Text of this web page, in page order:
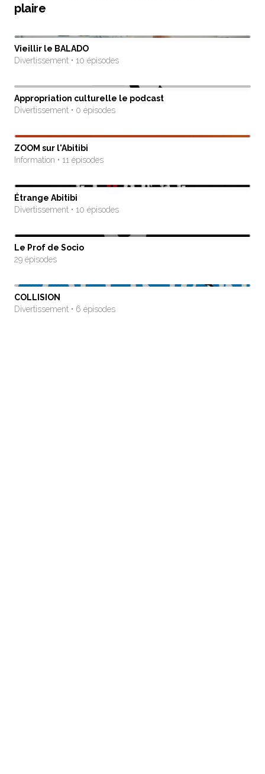
plaire
Vieillir le BALADO
Divertissement • 10 épisodes
Appropriation culturelle le podcast
Divertissement • 0 épisodes
ZOOM sur l'Abitibi
Information • 11 épisodes
Étrange Abitibi
Divertissement • 10 épisodes
Le Prof de Socio
29 épisodes
COLLISION
Divertissement • 6 épisodes